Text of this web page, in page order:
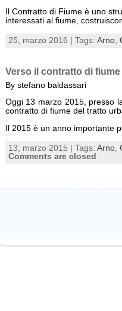
Il Contratto di Fiume è uno
interessati al fiume,
25, marzo 2016 | Tags: Arno,
Verso il contratto di
By stefano baldassari
Oggi 13 marzo 2015, presso
contratto di fiume del tratto
Il 2015 è un anno importante
13, marzo 2015 | Tags: Arno,
Comments are closed